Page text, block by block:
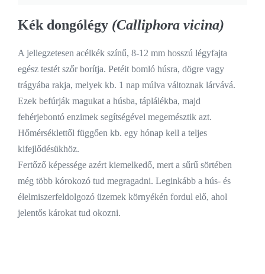
Kék dongólégy (Calliphora vicina)
A jellegzetesen acélkék színű, 8-12 mm hosszú légyfajta
egész testét szőr borítja. Petéit bomló húsra, dögre vagy
trágyába rakja, melyek kb. 1 nap múlva változnak lárvává.
Ezek befúrják magukat a húsba, táplálékba, majd
fehérjebontó enzimek segítségével megemésztik azt.
Hőmérséklettől függően kb. egy hónap kell a teljes
kifejlődésükhöz.
Fertőző képessége azért kiemelkedő, mert a sűrű sörtében
még több kórokozó tud megragadni. Leginkább a hús- és
élelmiszerfeldolgozó üzemek környékén fordul elő, ahol
jelentős károkat tud okozni.